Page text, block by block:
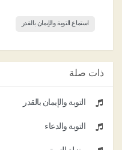
استماع التوبة والإيمان بالقدر
ذات صلة
التوبة والإيمان بالقدر
التوبة والدعاء